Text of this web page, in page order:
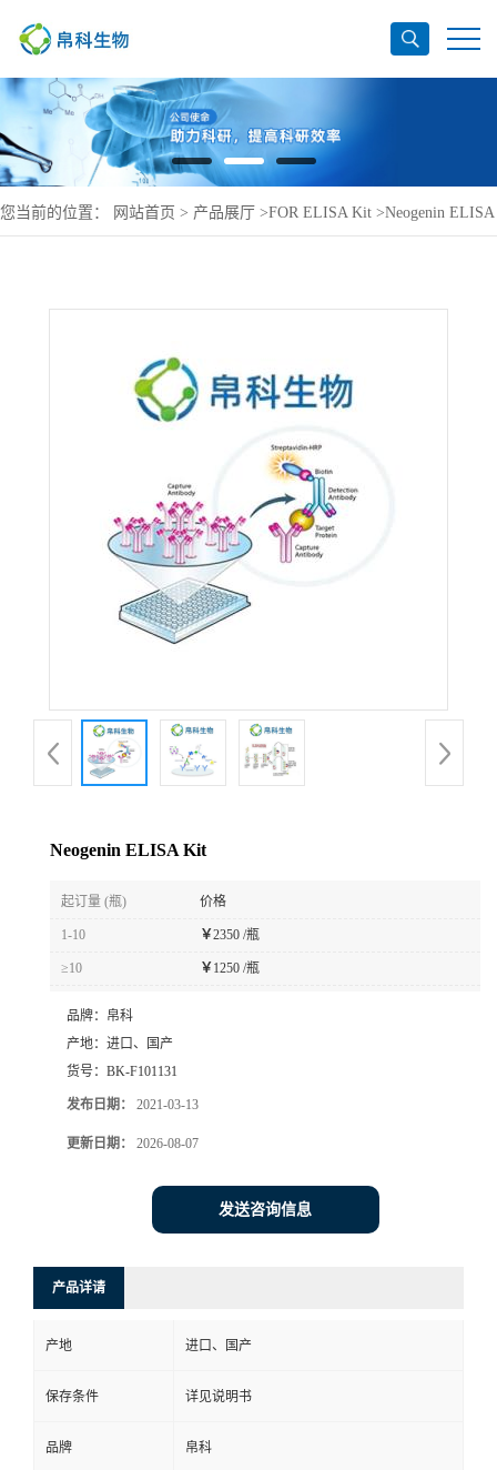
您当前的位置： 网站首页 > 产品展厅 >FOR ELISA Kit >Neogenin ELISA
Neogenin ELISA Kit
起订量 (瓶) 价格
1-10 ￥2350 /瓶
≥10 ￥ 1250 /瓶
品牌： 帛科
产地： 进口、国产
货号： BK-F101131
发布日期： 2021-03-13
更新日期： 2026-08-07
发送咨询信息
产品详请
产地 进口、国产
保存条件 详见说明书
品牌 帛科